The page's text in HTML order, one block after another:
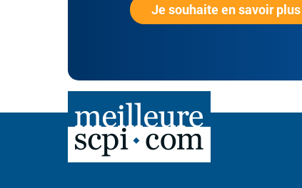
Je souhaite en savoir plus